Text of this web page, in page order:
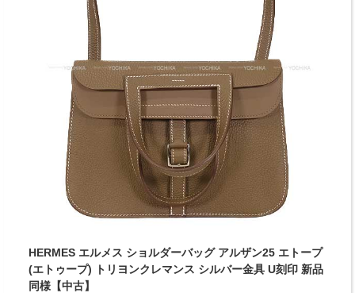
HERMES エルメス ショルダーバッグ アルザン25 エトープ
(エトゥープ) トリヨンクレマンス シルバー金具 U刻印 新品
同様【中古】